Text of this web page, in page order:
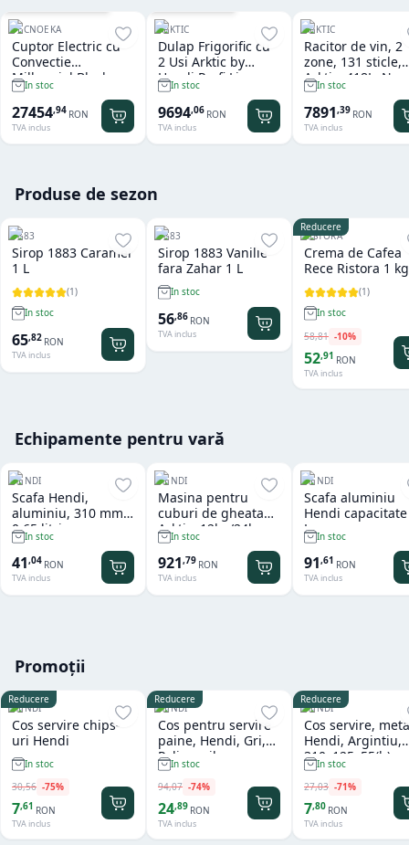
TECNOEKA
Cuptor Electric cu
Convectie
Millennial Black
Mask Gastro 11 tavi
x GN 1/1 Tecnoeka
In stoc
27454,94 RON
TVA inclus
ARKTIC
Dulap Frigorific cu
2 Usi Arktic by
Hendi Profi Line
Seria 800 - 1.240 L
In stoc
9694,06 RON
TVA inclus
ARKTIC
Racitor de vin, 2
zone, 131 sticle,
Arktic, 418L,
In stoc
7891,39 RON
TVA inclus
Produse de sezon
1883
Sirop 1883 Caramel
1 L
(1)
In stoc
65,82 RON
TVA inclus
1883
Sirop 1883 Vanilie
fara Zahar 1 L
In stoc
56,86 RON
TVA inclus
Reducere
RISTORA
Crema de Cafea
Rece Ristora 1 kg
(1)
In stoc
58,81 -10%
52,91 RON
TVA inclus
Echipamente pentru vară
HENDI
Scafa Hendi,
aluminiu, 310 mm,
0.65 litri
In stoc
41,04 RON
TVA inclus
HENDI
Masina pentru
cuburi de gheata
Arktic, 12kg/24h
In stoc
921,79 RON
TVA inclus
HENDI
Scafa aluminiu
Hendi
L In stoc
91,61 RON
TVA inclus
Promoții
Reducere
HENDI
Cos servire chips-
uri Hendi
In stoc
30,56 -75%
7,61 RON
TVA inclus
Reducere
HENDI
Cos pentru servire
paine, Hendi, Gri,
Polipropilena,
design impletit tip
ratan, ø370x(h)120
mm
In stoc
94,07 -74%
24,89 RON
TVA inclus
Reducere
HENDI
Cos servire,
Hendi, Argintiu,
In stoc
27,03 -71%
7,80 RON
TVA inclus